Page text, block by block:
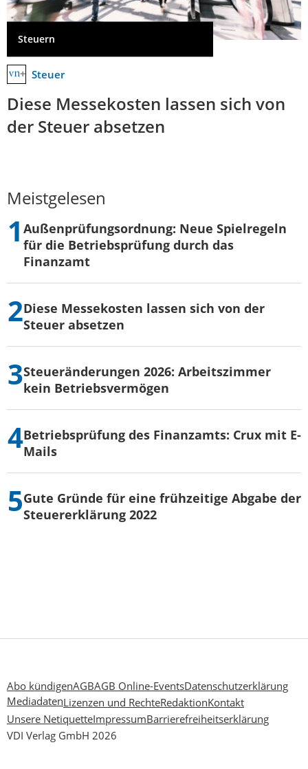
Steuern
Steuer
Diese Messekosten lassen sich von
der Steuer absetzen
Meistgelesen
Außenprüfungsordnung: Neue Spielregeln
für die Betriebsprüfung durch das
Finanzamt
Diese Messekosten lassen sich von der
Steuer absetzen
Steueränderungen 2026: Arbeitszimmer
kein Betriebsvermögen
Betriebsprüfung des Finanzamts: Crux mit E-
Mails
Gute Gründe für eine frühzeitige Abgabe der
Steuererklärung 2022
Abo kündigenAGBAGB Online-EventsDatenschutzerklärung
MediadatenLizenzen und RechteRedaktionKontakt
Unsere NetiquetteImpressumBarrierefreiheitserklärung
VDI Verlag GmbH 2026